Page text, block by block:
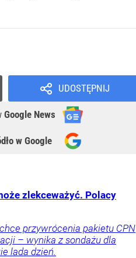
UDOSTĘPNIJ
Google News
w Google
zlekceważyć. Polacy
przywrócenia pakietu CPN
– wynika z sondażu dla
lada dzień.